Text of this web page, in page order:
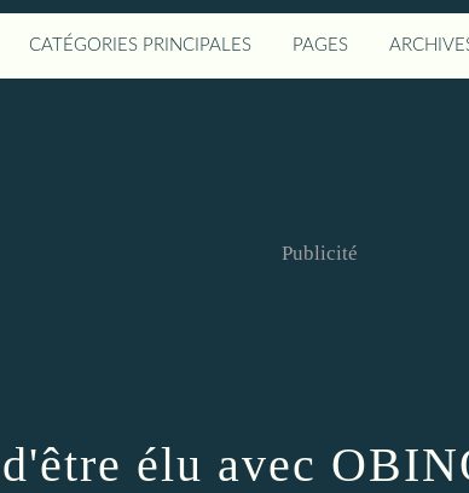
CATÉGORIES PRINCIPALES PAGES
Publicité
élu avec